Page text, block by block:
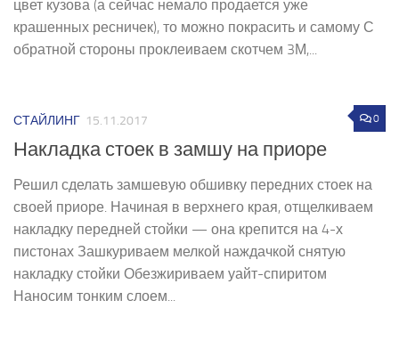
цвет кузова (а сейчас немало продается уже
крашенных ресничек), то можно покрасить и самому С
обратной стороны проклеиваем скотчем 3М,...
0
СТАЙЛИНГ 15.11.2017
Накладка стоек в замшу на приоре
Решил сделать замшевую обшивку передних стоек на
своей приоре. Начиная в верхнего края, отщелкиваем
накладку передней стойки — она крепится на 4-х
пистонах Зашкуриваем мелкой наждачкой снятую
накладку стойки Обезжириваем уайт-спиритом
Наносим тонким слоем...